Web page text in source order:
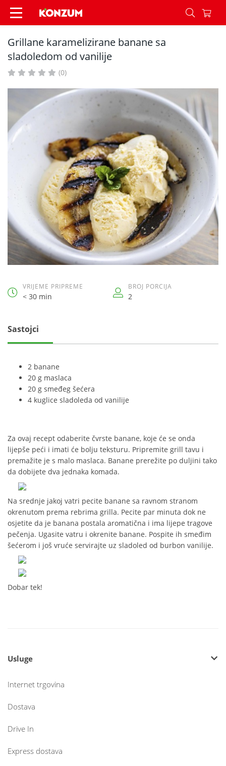
Grillane karamelizirane banane sa sladoledom
Grillane karamelizirane banane sa
sladoledom od vanilije
(0)
VRIJEME PRIPREME
< 30 min
BROJ PORCIJA
2
Sastojci
2 banane
20 g maslaca
20 g smeđeg šećera
4 kuglice sladoleda od vanilije
Za ovaj recept odaberite čvrste banane, koje će se onda
lijepše peći i imati će bolju teksturu. Pripremite grill tavu i
premažite je s malo maslaca. Banane prerežite po duljini tako
da dobijete dva jednaka komada.
Na srednje jakoj vatri pecite banane sa ravnom stranom
okrenutom prema rebrima grilla. Pecite par minuta dok ne
osjetite da je banana postala aromatična i ima lijepe tragove
pečenja. Ugasite vatru i okrenite banane. Pospite ih smeđim
šećerom i još vruće servirajte uz sladoled od burbon vanilije.
Dobar tek!
Usluge
Internet trgovina
Dostava
Drive In
Express dostava